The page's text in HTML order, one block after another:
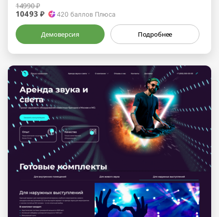
14990 ₽
10493 ₽ 420 баллов Плюса
Демоверсия Подробнее